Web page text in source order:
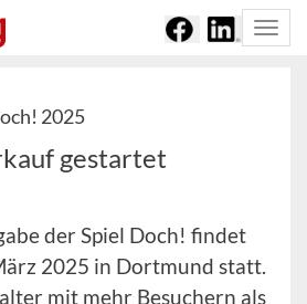
2025
gestartet
der Spiel Doch! findet
2025 in Dortmund statt.
mit mehr Besuchern als